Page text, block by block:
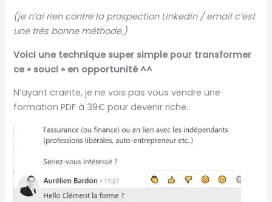
(je n’ai rien contre la prospection Linkedin / email c’est
une très bonne méthode.)
Voici une technique super simple pour transformer
ce « souci » en opportunité ^^
N’ayant crainte, je ne vois pas vous vendre une
formation PDF à 39€ pour devenir riche.